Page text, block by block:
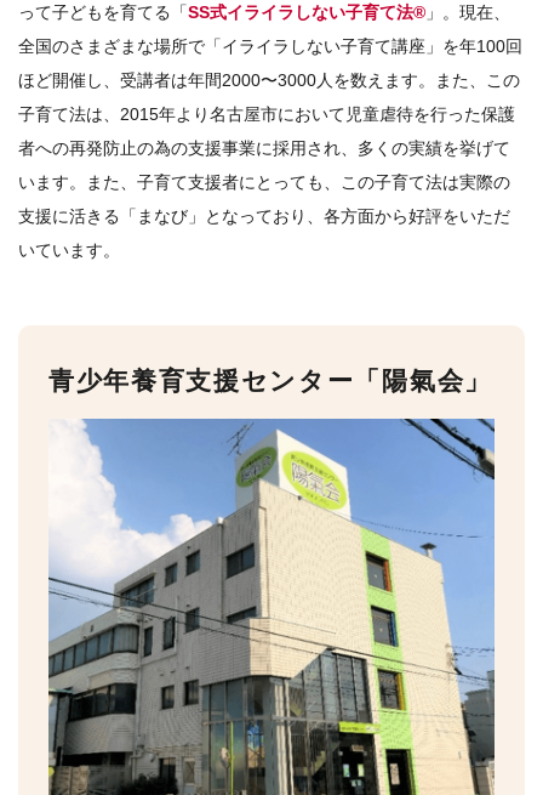
って子どもを育てる「SS式イライラしない子育て法® 」。現在、
全国のさまざまな場所で「イライラしない子育て講座」を年100回
ほど開催し、受講者は年間2000〜3000人を数えます。また、この
子育て法は、2015年より名古屋市において児童虐待を行った保護
者への再発防止の為の支援事業に採用され、多くの実績を挙げて
います。また、子育て支援者にとっても、この子育て法は実際の
支援に活きる「まなび」となっており、各方面から好評をいただ
いています。
青少年養育支援センター「陽氣会」